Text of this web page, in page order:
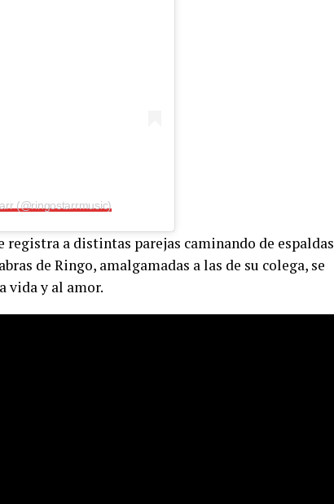
(@ringostarrmusic)
a distintas parejas caminando de espaldas
de Ringo, amalgamadas a las de su colega, se
vida y al amor.